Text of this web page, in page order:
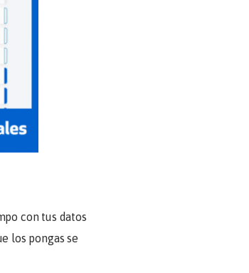
con tus datos
los pongas se